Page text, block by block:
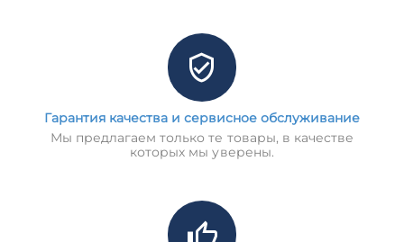
Гарантия качества и сервисное обслуживание
Мы предлагаем только те товары, в качестве
которых мы уверены.